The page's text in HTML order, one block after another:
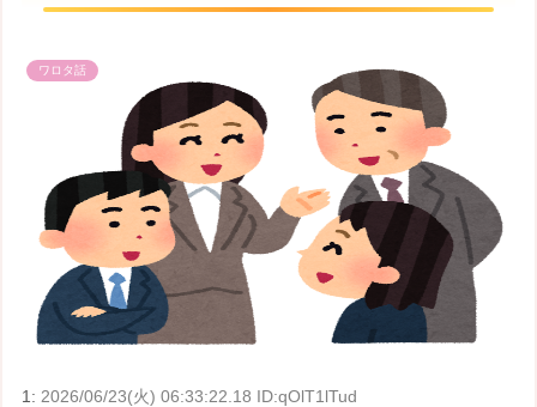
ワロタ話
1: 2026/06/23(火) 06:33:22.18 ID:qOlT1lTud